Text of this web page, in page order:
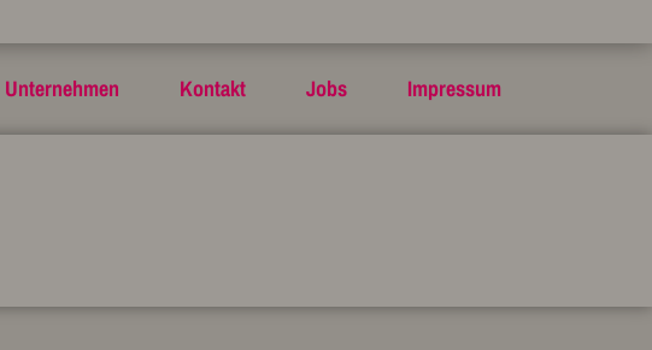
Unternehmen Kontakt Jobs Impressum